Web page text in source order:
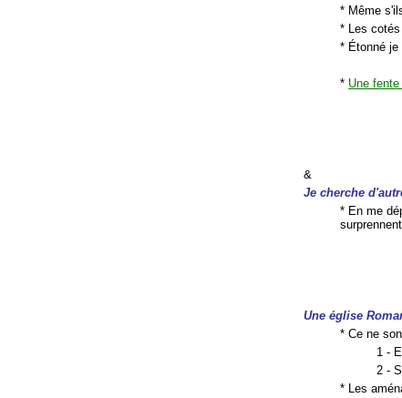
* Même
* Les
* Étonné je
* Une
&
Je cherche
* En me
surprennent.
Une église
* Ce ne
1 -
2 -
* Les